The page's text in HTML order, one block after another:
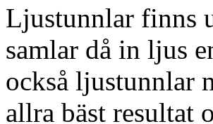
Ljustunnlar finns
samlar då in ljus
också ljustunnlar
allra bäst resultat